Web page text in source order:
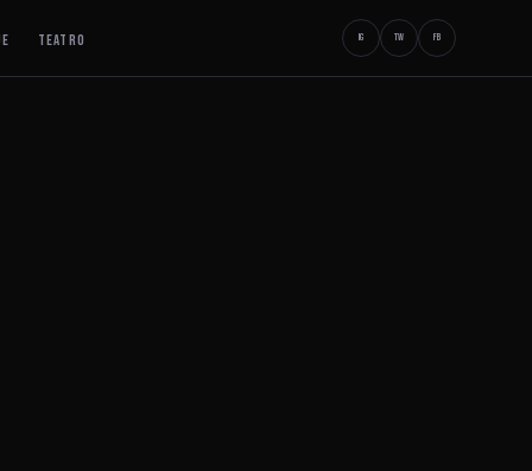
TEATRO IG TW FB